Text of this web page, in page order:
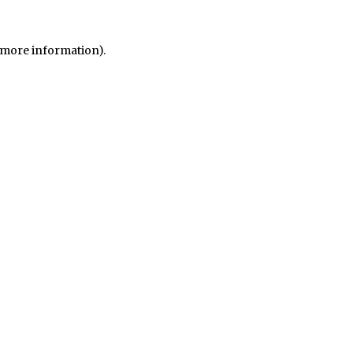
more information).